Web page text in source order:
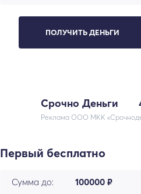
ПОЛУЧИТЬ ДЕНЬГИ
Срочно Деньги
Реклама ООО МКК
Первый бесплатно
Сумма до: 100000 ₽